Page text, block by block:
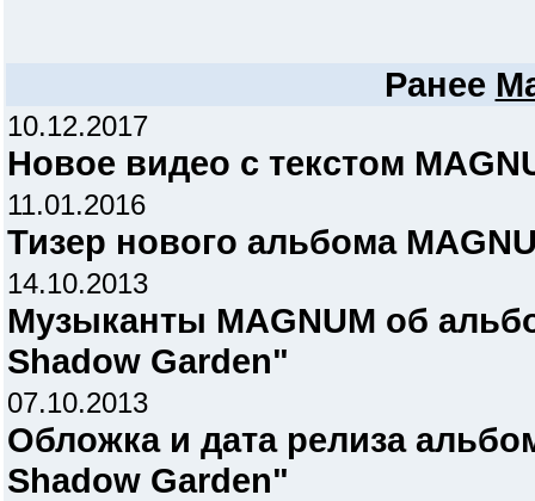
Ранее
10.12.2017
Новое видео с текстом
11.01.2016
Тизер нового альбома
14.10.2013
Музыканты MAGNUM об
Shadow Garden"
07.10.2013
Обложка и дата релиза
Shadow Garden"